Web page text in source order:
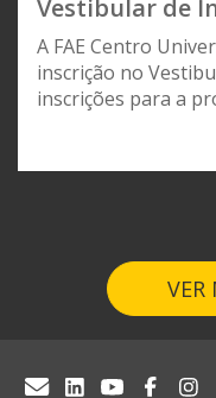
Vestibular de
A FAE Centro
inscrição no
inscrições para a
VER